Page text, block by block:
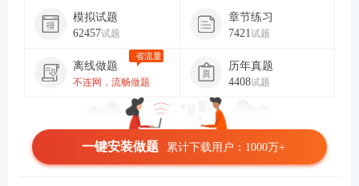
模拟试题
62457试题
章节练习
7421 试题
离线做题
不连网，流畅做题
省流量
历年真题
4408试题
一键安装做题 累计下载用户：1000万+